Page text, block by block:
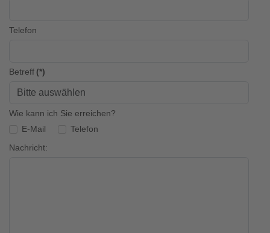
Telefon
Betreff (*)
Wie kann ich Sie erreichen?
E-Mail
Telefon
Nachricht: